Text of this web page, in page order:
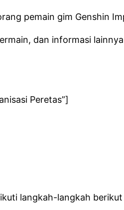
pemain gim Genshin
dan informasi
Peretas”]
langkah-langkah berikut